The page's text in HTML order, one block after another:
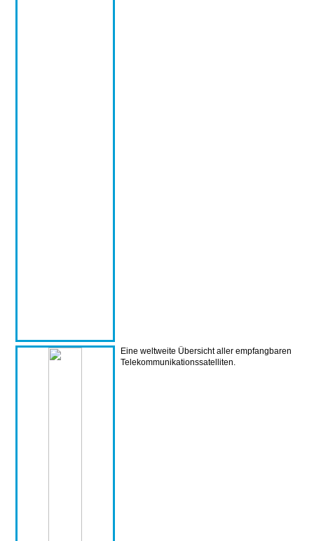
Eine weltweite Übersicht aller empfangbaren
Telekommunikationssatelliten.